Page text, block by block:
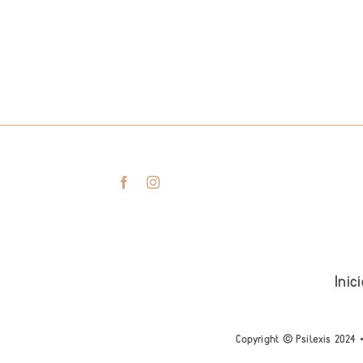
Copyright © Psilexis 2024